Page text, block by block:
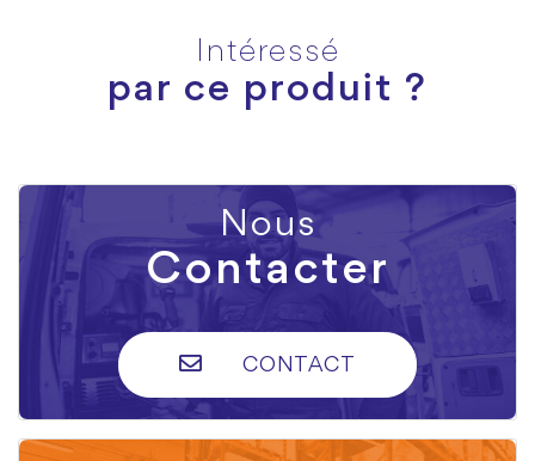
Intéressé
par ce produit ?
Nous
Contacter
CONTACT